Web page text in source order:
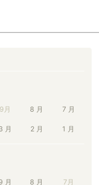
9月 8 月 7 月
月 2 月 1 月
月 8 月 7月